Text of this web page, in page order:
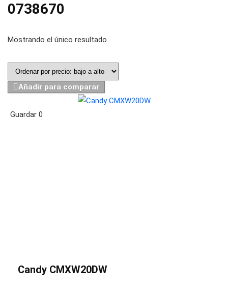
0738670
Mostrando el único resultado
Añadir para comparar
Guardar 0
Candy CMXW20DW